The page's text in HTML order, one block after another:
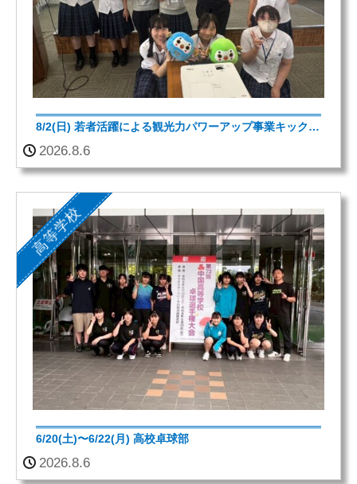
8/2(日) 若者活躍による観光力パワーアップ事業キックオフプログラム
2026.8.6
高等学校
6/20(土)〜6/22(月) 高校卓球部
2026.8.6